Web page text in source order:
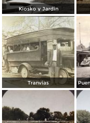
Kiosko y Jardin
Tranvias